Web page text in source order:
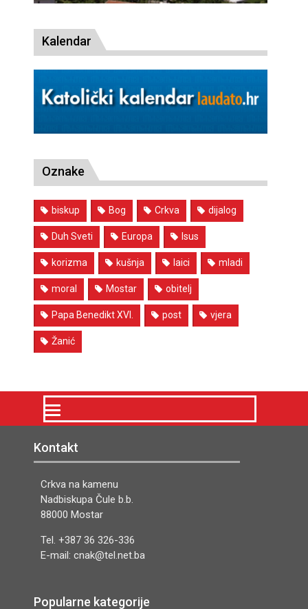
Kalendar
Oznake
biskup Bog Crkva dijalog
Duh Sveti Europa Isus
korizma kušnja laici mladi
moral Mostar obitelj
Papa Benedikt XVI. post vjera
Žanić
Kontakt
Crkva na kamenu
Nadbiskupa Čule b.b.
88000 Mostar
Tel. +387 36 326-336
E-mail: cnak@tel.net.ba
Popularne kategorije